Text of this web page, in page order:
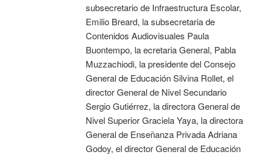
subsecretario de Infraestructura Escolar,
Emilio Breard, la subsecretaria de
Contenidos Audiovisuales Paula
Buontempo, la ecretaria General, Pabla
Muzzachiodi, la presidente del Consejo
General de Educación Silvina Rollet, el
director General de Nivel Secundario
Sergio Gutiérrez, la directora General de
Nivel Superior Graciela Yaya, la directora
General de Enseñanza Privada Adriana
Godoy, el director General de Educación